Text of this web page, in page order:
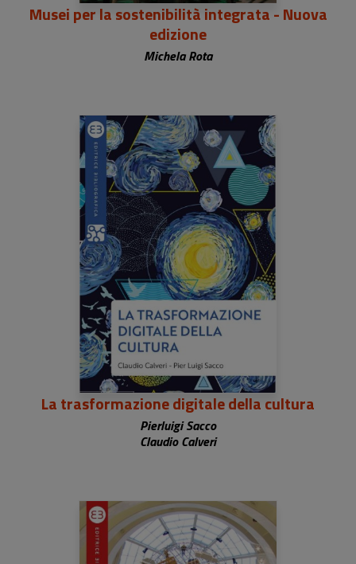
Musei per la sostenibilità integrata - Nuova
edizione
Michela Rota
La trasformazione digitale della cultura
Pierluigi Sacco
Claudio Calveri